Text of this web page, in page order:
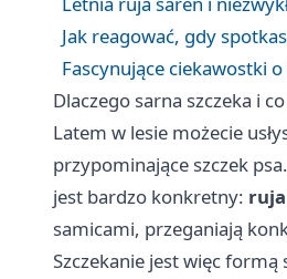
Jak reagować, gdy
Fascynujące ciekawostki
Dlaczego sarna szczeka i
Latem w lesie możecie
przypominające szczek
jest bardzo konkretny: ruja
samicami, przeganiają
Szczekanie jest więc